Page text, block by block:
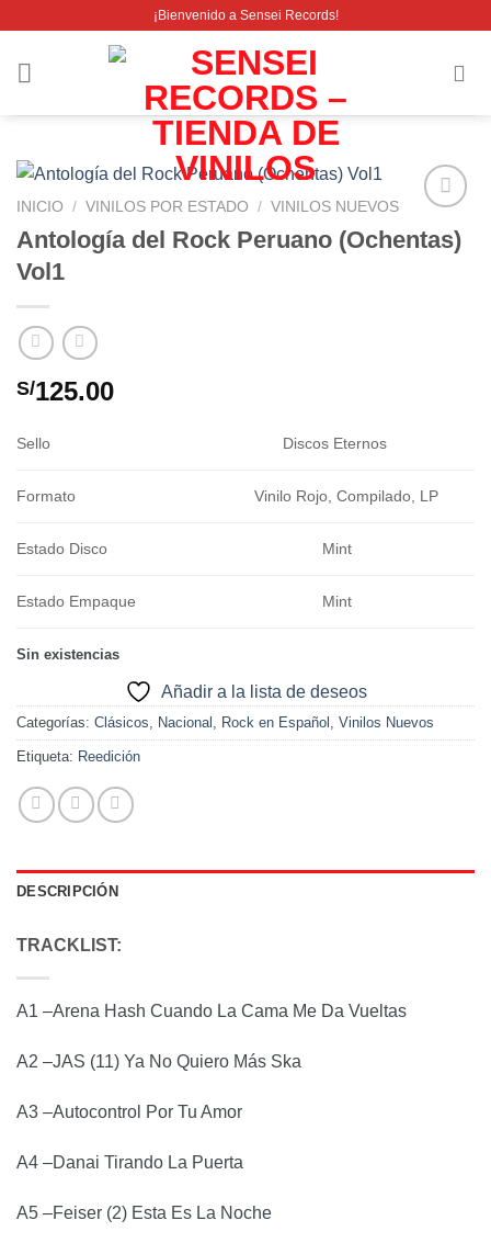
contenido
¡Bienvenido a Sensei Records!
Añadir
a la
INICIO / VINILOS POR ESTADO / VINILOS NUEVOS
Antología del Rock Peruano (Ochentas)
Vol1
S/125.00
Sello Discos Eternos
Formato Vinilo Rojo, Compilado, LP
Estado Disco Mint
Estado Empaque Mint
Sin existencias
Añadir a la lista de deseos
Categorías: Clásicos Nacional Rock en Español Vinilos Nuevos
Etiqueta: Reedición
DESCRIPCIÓN
TRACKLIST:
A1 –Arena Hash Cuando La Cama Me Da Vueltas
A2 –JAS (11) Ya No Quiero Más Ska
A3 –Autocontrol Por Tu Amor
A4 –Danai Tirando La Puerta
A5 –Feiser (2) Esta Es La Noche